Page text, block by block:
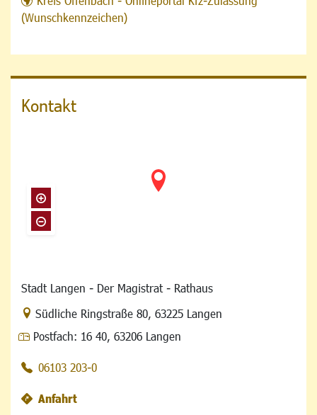
(Wunschkennzeichen)
Kontakt
Stadt Langen - Der Magistrat - Rathaus
Link zur Google-Maps Navigation
Südliche Ringstraße 80, 63225 Langen
Postfach: 16 40, 63206 Langen
06103 203-0
Anfahrt